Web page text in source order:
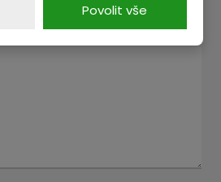
Povolit vše